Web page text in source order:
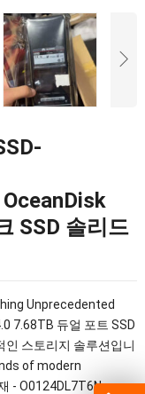
SSD 솔리드
Unprecedented
7.68TB 듀얼 포트 SSD
인 스토리지 솔루션입니
of modern
- O0124DL7T6N